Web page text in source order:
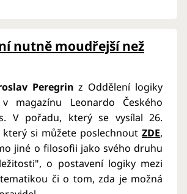
nutně moudřejší než
Peregrin z Oddělení logiky
magazínu Leonardo Českého
V pořadu, který se vysílal 26.
který si můžete poslechnout ZDE,
jiné o filosofii jako svého druhu
o postavení logiky mezi
či o tom, zda je možná